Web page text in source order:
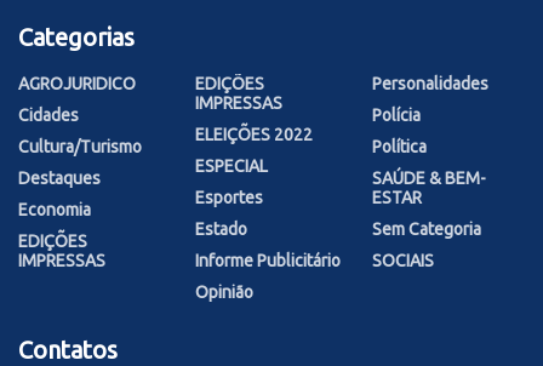
Categorias
AGROJURIDICO
Cidades
Cultura/Turismo
Destaques
Economia
EDIÇÕES
IMPRESSAS
EDIÇÕES
IMPRESSAS
ELEIÇÕES 2022
ESPECIAL
Esportes
Estado
Informe Publicitário
Opinião
Personalidades
Polícia
Política
SAÚDE & BEM-
ESTAR
Sem Categoria
SOCIAIS
Contatos